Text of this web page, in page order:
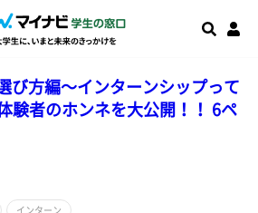
び方編～インターンシップって
験者のホンネを大公開！！ 6ペ
インターン